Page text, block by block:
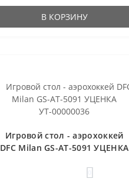
В КОРЗИНУ
Игровой стол - аэрохоккей
DFC Milan GS-AT-5091 УЦЕНКА